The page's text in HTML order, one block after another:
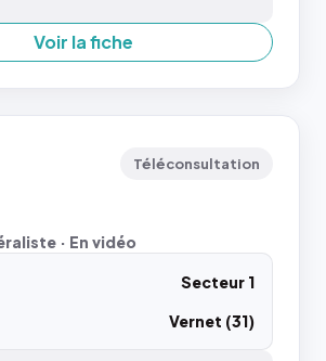
Voir la fiche
Téléconsultation
· En vidéo
Secteur 1
Vernet (31)